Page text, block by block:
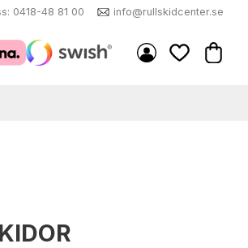
0418-48 81 00 info@rullskidcenter.se